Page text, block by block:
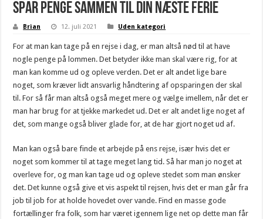
Spar penge sammen til din næste ferie
Brian 12. juli 2021 Uden kategori
For at man kan tage på en rejse i dag, er man altså nød til at have
nogle penge på lommen. Det betyder ikke man skal være rig, for at
man kan komme ud og opleve verden. Det er alt andet lige bare
noget, som kræver lidt ansvarlig håndtering af opsparingen der skal
til. For så får man altså også meget mere og vælge imellem, når det er
man har brug for at tjekke markedet ud. Det er alt andet lige noget af
det, som mange også bliver glade for, at de har gjort noget ud af.
Man kan også bare finde et arbejde på ens rejse, især hvis det er
noget som kommer til at tage meget lang tid. Så har man jo noget at
overleve for, og man kan tage ud og opleve stedet som man ønsker
det. Det kunne også give et vis aspekt til rejsen, hvis det er man går fra
job til job for at holde hovedet over vande. Find en masse gode
fortællinger fra folk, som har været igennem lige net op dette man får